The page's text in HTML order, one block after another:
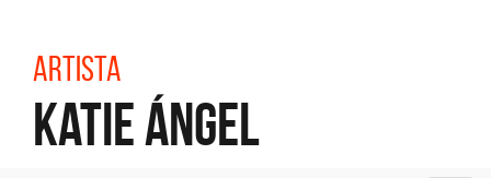
Artista
Katie Ángel